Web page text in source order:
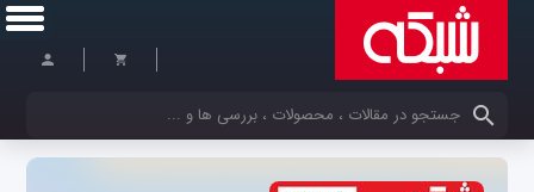
کلمات کلیدی خود را وارد کنید